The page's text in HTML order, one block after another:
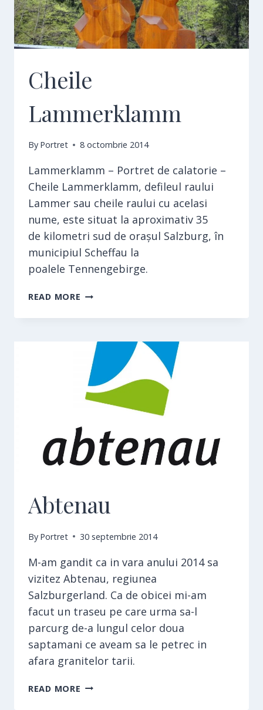
Cheile
Lammerklamm
By Portret 8 octombrie 2014
Lammerklamm – Portret de calatorie –
Cheile Lammerklamm, defileul raului
Lammer sau cheile raului cu acelasi
nume, este situat la aproximativ 35
de kilometri sud de orașul Salzburg, în
municipiul Scheffau la
poalele Tennengebirge.
READ MORE CHEILE
Abtenau
By Portret 30 septembrie 2014
M-am gandit ca in vara anului 2014 sa
vizitez Abtenau, regiunea
Salzburgerland. Ca de obicei mi-am
facut un traseu pe care urma sa-l
parcurg de-a lungul celor doua
saptamani ce aveam sa le petrec in
afara granitelor tarii.
READ MORE ABTENAU